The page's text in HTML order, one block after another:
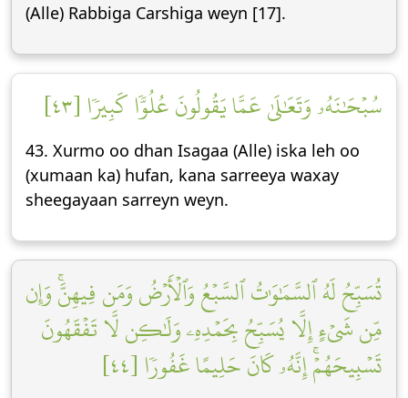
(Alle) Rabbiga Carshiga weyn [17].
سُبۡحَٰنَهُۥ وَتَعَٰلَىٰ عَمَّا يَقُولُونَ عُلُوّٗا كَبِيرٗا [٤٣]
43. Xurmo oo dhan Isagaa (Alle) iska leh oo
(xumaan ka) hufan, kana sarreeya waxay
sheegayaan sarreyn weyn.
تُسَبِّحُ لَهُ ٱلسَّمَٰوَٰتُ ٱلسَّبۡعُ وَٱلۡأَرۡضُ وَمَن فِيهِنَّۚ وَإِن
مِّن شَيۡءٍ إِلَّا يُسَبِّحُ بِحَمۡدِهِۦ وَلَٰكِن لَّا تَفۡقَهُونَ
تَسۡبِيحَهُمۡۚ إِنَّهُۥ كَانَ حَلِيمًا غَفُورٗا [٤٤]